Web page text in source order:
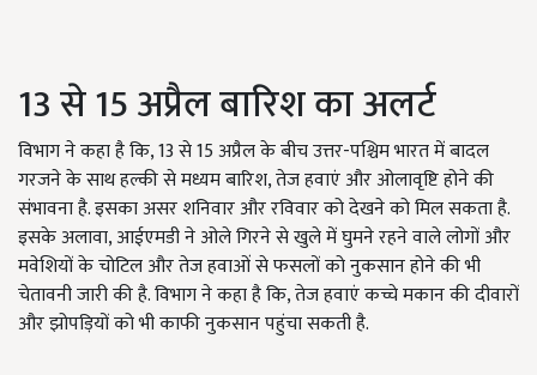
13 से 15 अप्रैल बारिश का अलर्ट
विभाग ने कहा है कि, 13 से 15 अप्रैल के बीच उत्तर-पश्चिम भारत में बादल
गरजने के साथ हल्की से मध्यम बारिश, तेज हवाएं और ओलावृष्टि होने की
संभावना है. इसका असर शनिवार और रविवार को देखने को मिल सकता है.
इसके अलावा, आईएमडी ने ओले गिरने से खुले में घुमने रहने वाले लोगों और
मवेशियों के चोटिल और तेज हवाओं से फसलों को नुकसान होने की भी
चेतावनी जारी की है. विभाग ने कहा है कि, तेज हवाएं कच्चे मकान की दीवारों
और झोपड़ियों को भी काफी नुकसान पहुंचा सकती है.